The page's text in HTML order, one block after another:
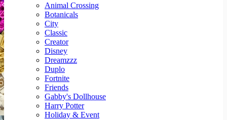
Animal Crossing
Botanicals
City
Classic
Creator
Disney
Dreamzzz
Duplo
Fortnite
Friends
Gabby's Dollhouse
Harry Potter
Holiday & Event